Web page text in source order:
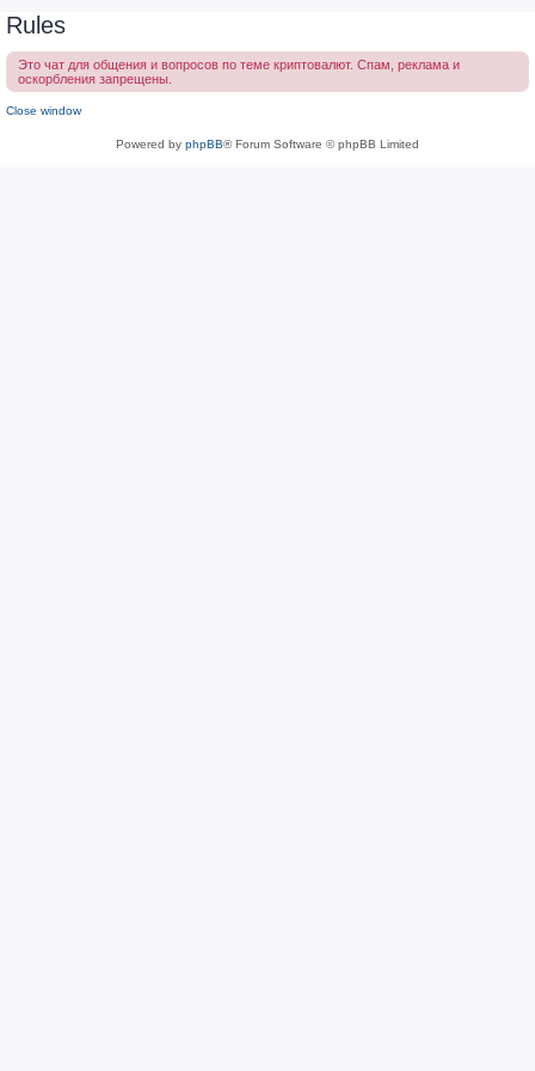
Rules
Это чат для общения и вопросов по теме криптовалют. Спам, реклама и
оскорбления запрещены.
Close window
Powered by phpBB® Forum Software © phpBB Limited